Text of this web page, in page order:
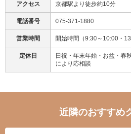
アクセス 京都駅より徒歩約10分
電話番号 075-371-1880
営業時間 開始時間（9:30～10:00・
定休日
日祝・年末年始・お盆・
により応相談
近隣のおすすめ